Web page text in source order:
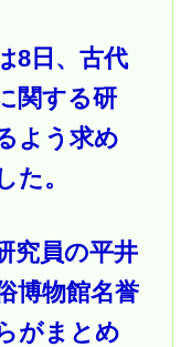
8日、古代
関する研
よう求め
た。
究員の平井
博物館名誉
がまとめ